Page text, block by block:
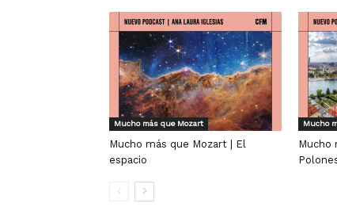
Mucho más que Mozart
Mucho más que Mozart | El
espacio
Mucho
Mucho